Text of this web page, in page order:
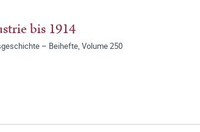
bis 1914
– Beihefte, Volume 250